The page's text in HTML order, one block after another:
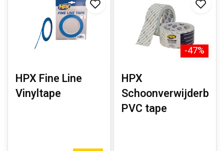
HPX Fine Line
Vinyltape
-47%
HPX
PVC tape